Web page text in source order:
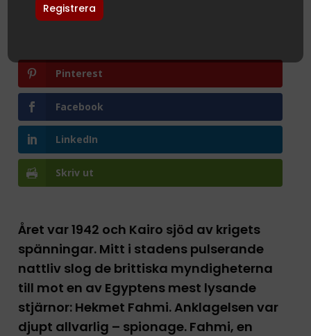
Pinterest
Facebook
LinkedIn
Skriv ut
Året var 1942 och Kairo sjöd av krigets
spänningar. Mitt i stadens pulserande
nattliv slog de brittiska myndigheterna
till mot en av Egyptens mest lysande
stjärnor: Hekmet Fahmi. Anklagelsen var
djupt allvarlig – spionage. Fahmi, en